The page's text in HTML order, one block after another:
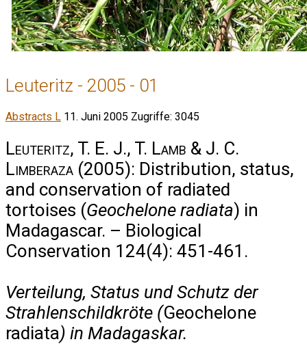
Leuteritz - 2005 - 01
Abstracts L 11. Juni 2005 Zugriffe: 3045
Leuteritz, T. E. J., T. Lamb & J. C.
Limberaza (2005): Distribution, status,
and conservation of radiated
tortoises (Geochelone radiata) in
Madagascar. – Biological
Conservation 124(4): 451-461.
Verteilung, Status und Schutz der
Strahlenschildkröte (Geochelone
radiata) in Madagaskar.